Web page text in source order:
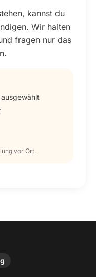
kannst du
Wir halten
fragen nur das
vor Ort.